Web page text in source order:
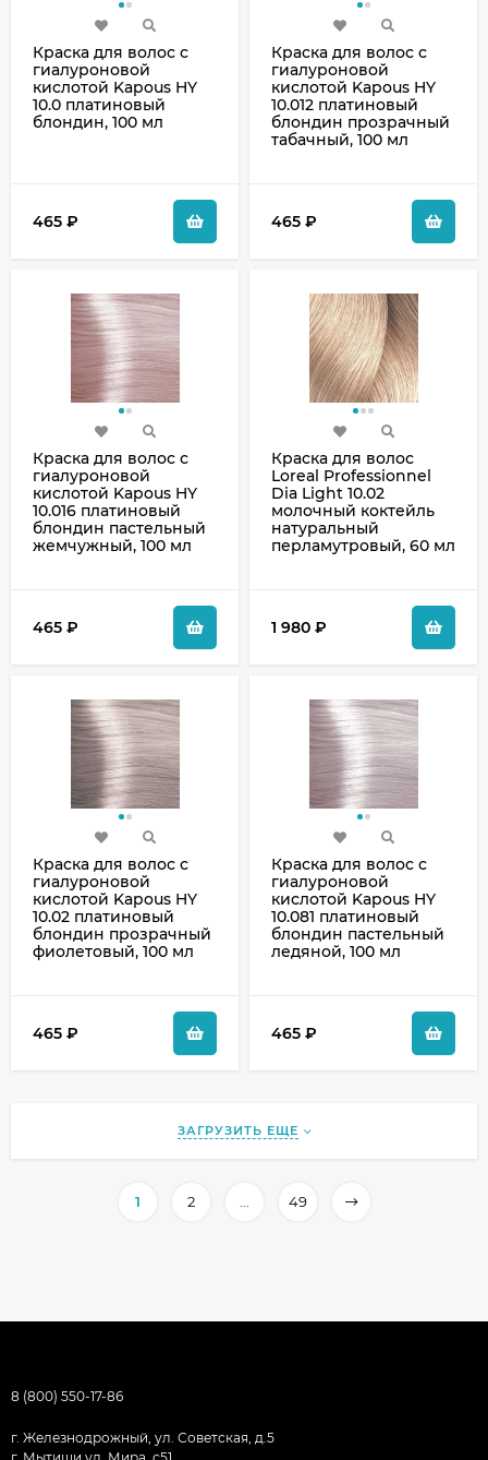
Краска для волос с
гиалуроновой
кислотой Kapous HY
10.0 платиновый
блондин, 100 мл
465 ₽
Краска для волос с
гиалуроновой
кислотой Kapous HY
10.012 платиновый
блондин прозрачный
табачный, 100 мл
465 ₽
Краска для волос с
гиалуроновой
кислотой Kapous HY
10.016 платиновый
блондин пастельный
жемчужный, 100 мл
465 ₽
Краска для волос
Loreal Professionnel
Dia Light 10.02
молочный коктейль
натуральный
перламутровый, 60 мл
1 980 ₽
Краска для волос с
гиалуроновой
кислотой Kapous HY
10.02 платиновый
блондин прозрачный
фиолетовый, 100 мл
465 ₽
Краска для волос с
гиалуроновой
кислотой Kapous HY
10.081 платиновый
блондин пастельный
ледяной, 100 мл
465 ₽
ЗАГРУЗИТЬ ЕЩЕ
1 2 49
8 (800) 550-17-86
г. Железнодрожный, ул. Советская, д.5